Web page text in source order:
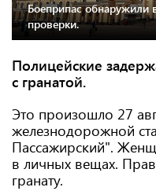
Боеприпас
проверки.
Полицейские
с гранатой.
Это произошло 27
железнодорожной
Пассажирский".
в личных вещах.
гранату.